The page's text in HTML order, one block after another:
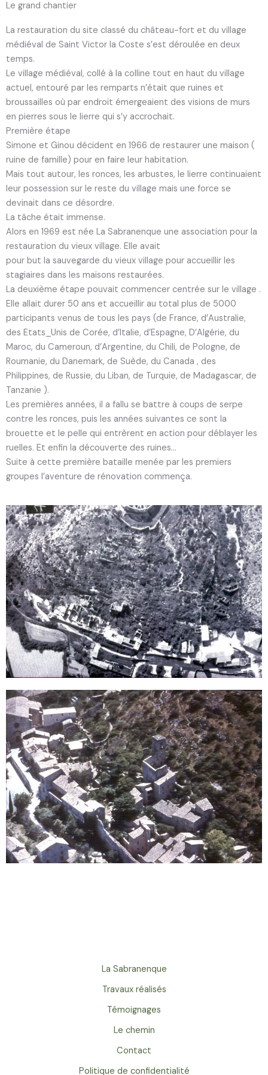
Le grand chantier
La restauration du site classé du château-fort et du village
médiéval de Saint Victor la Coste s’est déroulée en deux
temps.
Le village médiéval, collé à la colline tout en haut du village
actuel, entouré par les remparts n’était que ruines et
broussailles où par endroit émergeaient des visions de murs
en pierres sous le lierre qui s’y accrochait.
Première étape
Simone et Ginou décident en 1966 de restaurer une maison (
ruine de famille) pour en faire leur habitation.
Mais tout autour, les ronces, les arbustes, le lierre continuaient
leur possession sur le reste du village mais une force se
devinait dans ce désordre.
La tâche était immense.
Alors en 1969 est née La Sabranenque une association pour la
restauration du vieux village. Elle avait
pour but la sauvegarde du vieux village pour accueillir les
stagiaires dans les maisons restaurées.
La deuxième étape pouvait commencer centrée sur le village .
Elle allait durer 50 ans et accueillir au total plus de 5000
participants venus de tous les pays (de France, d’Australie,
des Etats_Unis de Corée, d’Italie, d’Espagne, D’Algérie, du
Maroc, du Cameroun, d’Argentine, du Chili, de Pologne, de
Roumanie, du Danemark, de Suède, du Canada , des
Philippines, de Russie, du Liban, de Turquie, de Madagascar, de
Tanzanie ).
Les premières années, il a fallu se battre à coups de serpe
contre les ronces, puis les années suivantes ce sont la
brouette et le pelle qui entrèrent en action pour déblayer les
ruelles. Et enfin la découverte des ruines…
Suite à cette première bataille menée par les premiers
groupes l’aventure de rénovation commença.
La Sabranenque
Travaux réalisés
Témoignages
Le chemin
Contact
Politique de confidentialité